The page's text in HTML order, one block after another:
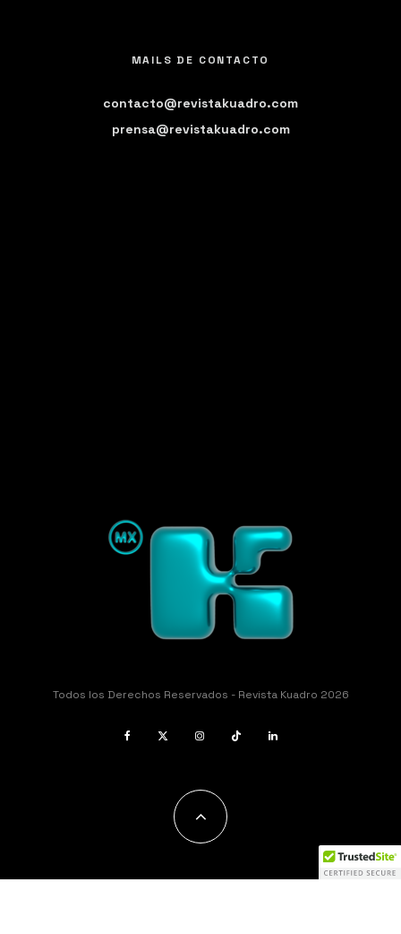
MAILS DE CONTACTO
contacto@revistakuadro.com
prensa@revistakuadro.com
Todos los Derechos Reservados - Revista Kuadro 2026